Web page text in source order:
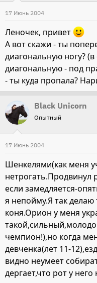
17 Июнь 2004
Леночек, привет
А вот скажи - ты
диагональную ногу?
диагональную - под
- ты куда пропала?
Black Unicorn
Опытный
17 Июнь 2004
Шенкелями(как меня
нетрогать.Продвинул
если замедляется-
я непойму.Я так
коня.Орион у меня
чемпион!),но когда
девченка(лет 11-
видно неумеет
дергает,что рот у